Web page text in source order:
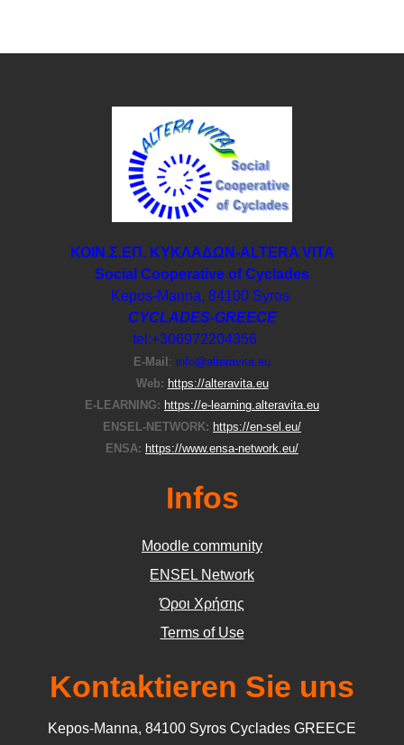
ΚΟΙΝ.Σ.ΕΠ. ΚΥΚΛΑΔΩΝ-ΑLTERA VITA
Social Cooperative of Cyclades
Kepos-Manna, 84100 Syros
CYCLADES-GREECE
tel:+306972204356
E-Μail : info@alteravita.eu
Web: https://alteravita.eu
E-LEARNING: https://e-learning.alteravita.eu
ENSEL-NETWORK: https://en-sel.eu/
ENSA: https://www.ensa-network.eu/
Infos
Moodle community
ΕΝSEL Network
Όροι Χρήσης
Terms of Use
Kontaktieren Sie uns
Kepos-Manna, 84100 Syros Cyclades GREECE